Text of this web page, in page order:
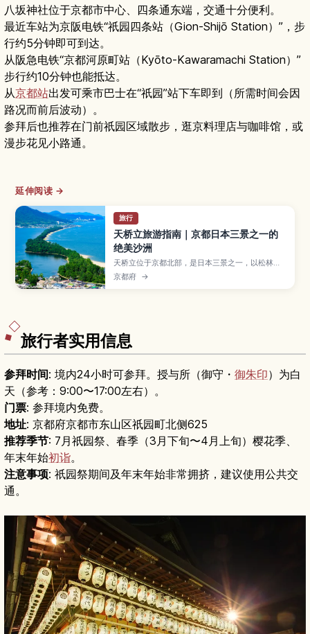
八坂神社位于京都市中心、四条通东端，交通十分便利。
最近车站为京阪电铁“祇园四条站（Gion-Shijō Station）”，步
行约5分钟即可到达。
从阪急电铁“京都河原町站（Kyōto-Kawaramachi Station）”
步行约10分钟也能抵达。
从京都站出发可乘市巴士在“祇园”站下车即到（所需时间会因
路况而前后波动）。
参拜后也推荐在门前祇园区域散步，逛京料理店与咖啡馆，或
漫步花见小路通。
延伸阅读 →
旅行
天桥立旅游指南｜京都日本三景之一的
绝美沙洲
天桥立位于京都北部，是日本三景之一，以松林覆
盖的细长沙洲和倒映在海面的景色闻名。本文将为
你介绍最佳观景台、骑行路线和海鲜美食，以及从
京都府 →
旅行者实用信息
参拜时间: 境内24小时可参拜。授与所（御守・ 御朱印）为白
天（参考：9:00〜17:00左右）。
门票: 参拜境内免费。
地址: 京都府京都市东山区祇园町北侧625
推荐季节: 7月祇园祭、春季（3月下旬〜4月上旬）樱花季、
年末年始初诣。
注意事项: 祇园祭期间及年末年始非常拥挤，建议使用公共交
通。